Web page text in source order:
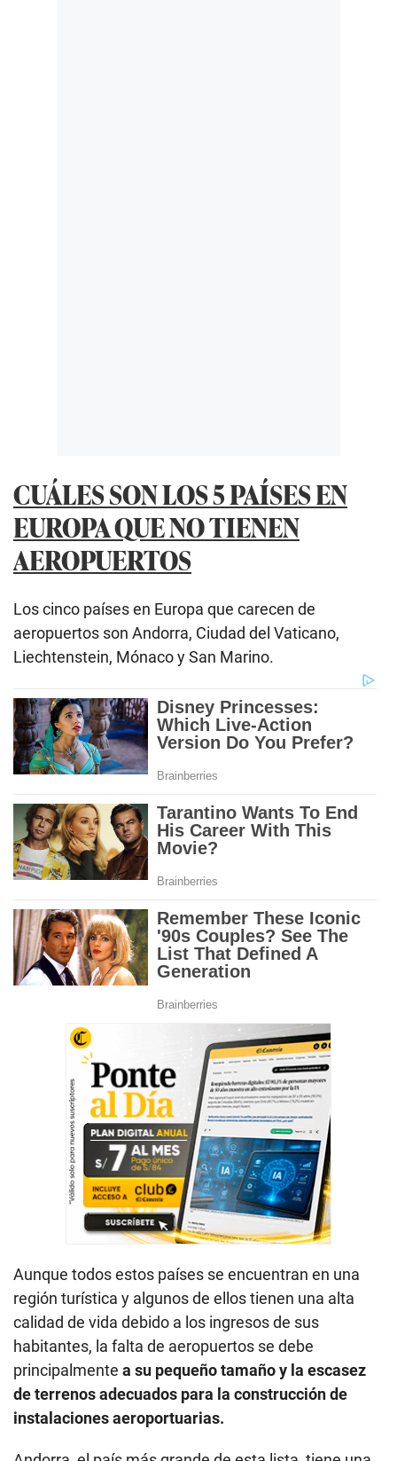
CUÁLES SON LOS 5 PAÍSES EN
EUROPA QUE NO TIENEN
AEROPUERTOS
Los cinco países en Europa que carecen de
aeropuertos son Andorra, Ciudad del Vaticano,
Liechtenstein, Mónaco y San Marino.
Aunque todos estos países se encuentran en una
región turística y algunos de ellos tienen una alta
calidad de vida debido a los ingresos de sus
habitantes, la falta de aeropuertos se debe
principalmente a su pequeño tamaño y la escasez
de terrenos adecuados para la construcción de
instalaciones aeroportuarias.